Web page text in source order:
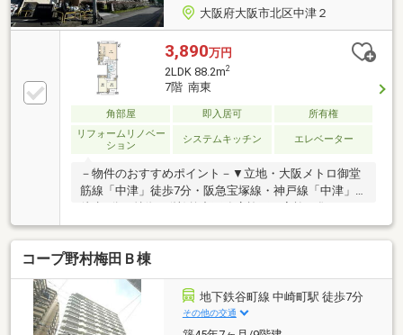
の住環境
大阪府大阪市北区中津２
3,890万円
2LDK 88.2m2
7階 南東
角部屋 即入居可
所有権
リフォームリノベー
ション
システムキッチン エレベーター
－物件のおすすめポイント－▼立地・大阪メトロ御堂
筋線「中津」徒歩7分・阪急宝塚線・神戸線「中津」
徒歩9分▼特徴・(株)竹中工務店施工・家族が集うLDK
は約15.8帖の広さ・食洗機搭載の壁付けキッチン、背
面カウンター付・南東向きバルコニー有・パントリー
等、全居室に収納有・ペット飼育可能(細則有)・専用
トランクルーム有▼令和8年7月室内リフォーム内容
【交換】キッチン、UB、洗面化粧台、トイレ 等【貼
替】クロス(全室)、床材【その他】ハウスクリーニン
グ■ ご希望の住まい探しをお手伝いします
コープ野村梅田Ｂ棟
地下鉄谷町線 中崎町駅 徒歩7分
その他の交通